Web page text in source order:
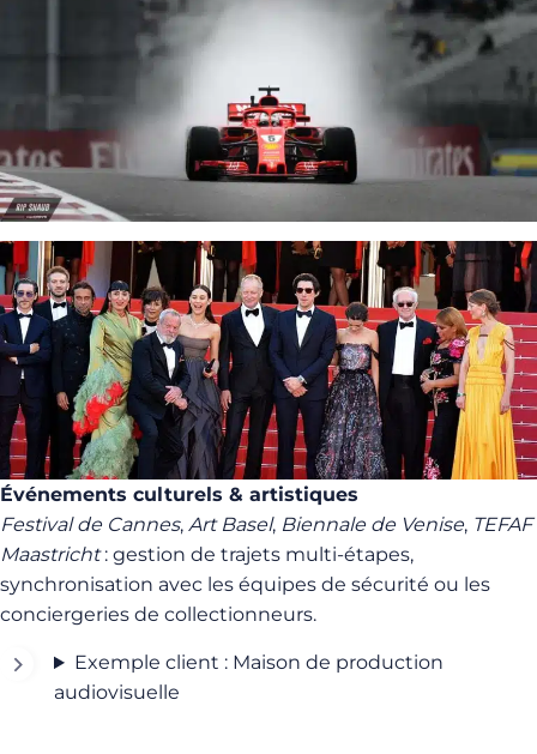
Événements culturels & artistiques
Festival de Cannes, Art Basel, Biennale de Venise, TEFAF
Maastricht: gestion de trajets multi-étapes,
synchronisation avec les équipes de sécurité ou les
conciergeries de collectionneurs.
Exemple client : Maison de production
audiovisuelle